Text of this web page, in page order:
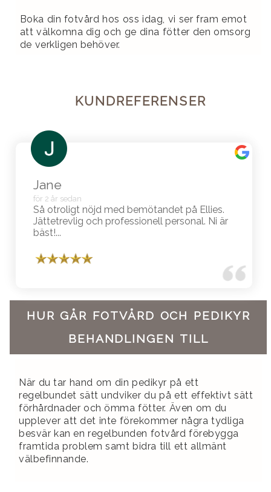
Boka din fotvård hos oss idag, vi ser fram emot
att välkomna dig och ge dina fötter den omsorg
de verkligen behöver.
KUNDREFERENSER
Jane
för 2 år sedan
Så otroligt nöjd med bemötandet på Ellies.
Jättetrevlig och professionell personal. Ni är
bäst!...
HUR GÅR FOTVÅRD OCH PEDIKYR
BEHANDLINGEN TILL
När du tar hand om din pedikyr på ett
regelbundet sätt undviker du på ett effektivt sätt
förhårdnader och ömma fötter. Även om du
upplever att det inte förekommer några tydliga
besvär kan en regelbunden fotvård förebygga
framtida problem samt bidra till ett allmänt
välbefinnande.